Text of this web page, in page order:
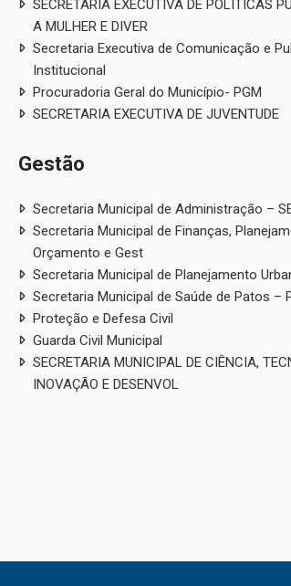
SECRETARIA EXECUTIVA DE POLÍTICAS
A MULHER E DIVER
Secretaria Executiva de Comunicação e
Institucional
Procuradoria Geral do Município- PGM
SECRETARIA EXECUTIVA DE JUVENTUDE
Gestão
Secretaria Municipal de Administração –
Secretaria Municipal de Finanças,
Orçamento e Gest
Secretaria Municipal de Planejamento
Secretaria Municipal de Saúde de Patos –
Proteção e Defesa Civil
Guarda Civil Municipal
SECRETARIA MUNICIPAL DE CIÊNCIA,
INOVAÇÃO E DESENVOL